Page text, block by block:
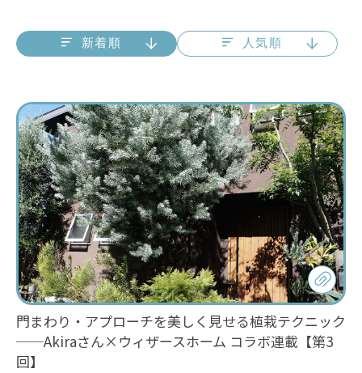
新着順 人気順
門まわり・アプローチを美しく見せる植栽テクニック
──Akiraさん×ウィザースホーム コラボ連載【第3
回】